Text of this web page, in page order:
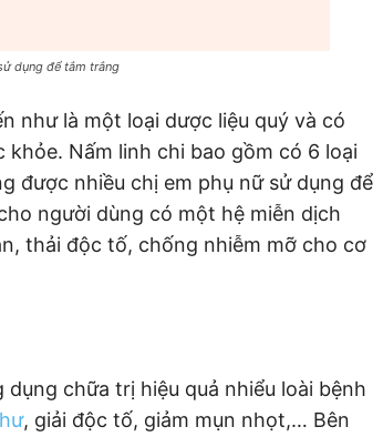
dụng để tắm trắng
như là một loại dược liệu quý và có
Nấm linh chi bao gồm có 6 loại
được nhiều chị em phụ nữ sử dụng để
người dùng có một hệ miễn dịch
thải độc tố, chống nhiễm mỡ cho cơ
chữa trị hiệu quả nhiểu loài bệnh
, giải độc tố, giảm mụn nhọt,… Bên